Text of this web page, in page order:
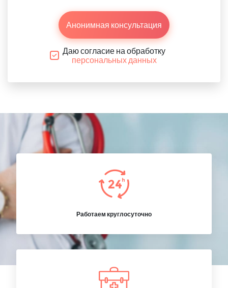
Анонимная консультация
Даю согласие на обработку
персональных данных
Работаем круглосуточно